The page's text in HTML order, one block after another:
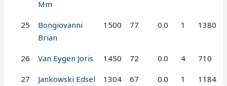
Mm
25
Bongiovanni
Brian
1500 77 0.0 1 1380
26 Van Eygen Joris 1450 72 0.0 4 710
27
Jankowski Edsel
1304 67 0.0 1 1184